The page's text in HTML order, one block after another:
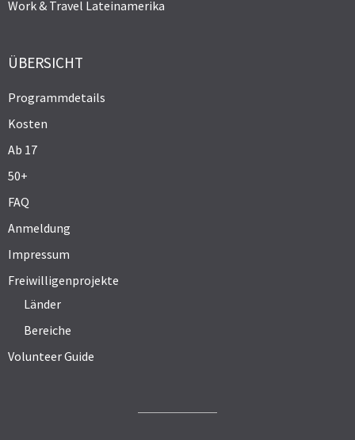
Work & Travel Lateinamerika
ÜBERSICHT
Programmdetails
Kosten
Ab 17
50+
FAQ
Anmeldung
Impressum
Freiwilligenprojekte
Länder
Bereiche
Volunteer Guide